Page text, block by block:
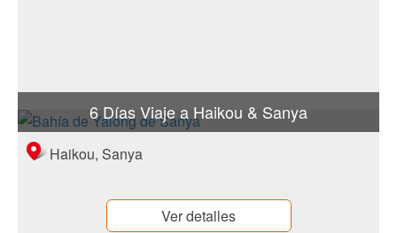
6 Días Viaje a Haikou & Sanya
Haikou, Sanya
Ver detalles